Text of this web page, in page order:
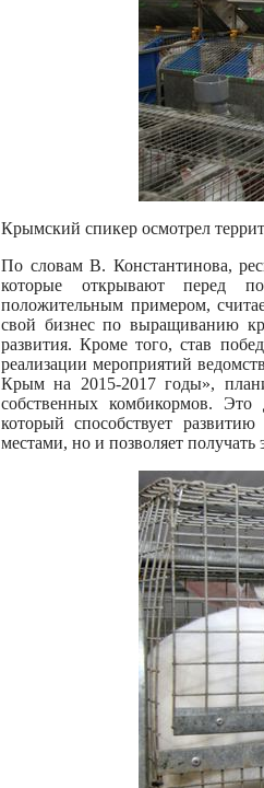
Крымский спикер осмотрел
По словам В. Константинова,
которые открывают перед
положительным примером,
свой бизнес по выращиванию
развития. Кроме того, став
реализации мероприятий
Крым на 2015-2017 годы»,
собственных комбикормов. Это
который способствует
местами, но и позволяет